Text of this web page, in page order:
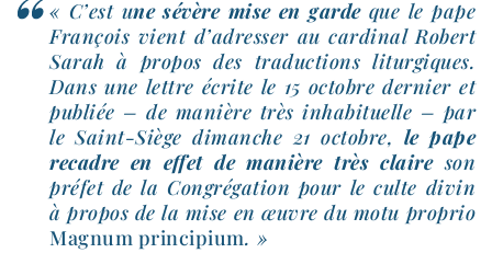
« C’est une sévère mise en gardeque le pape
François vient d’adresser au car­di­nal Robert
Sarah à pro­pos des tra­duc­tions litur­giques.
Dans une lettre écrite le 15 octobre der­nier et
publiée – de manière très inha­bi­tuelle – par
le Saint-​Siège dimanche 21 octobre, le pape
recadre en effet de manière très claireson
pré­fet de la Congrégation pour le culte divin
à pro­pos de la mise en œuvre du motu pro­prio
Magnum prin­ci­pium. »